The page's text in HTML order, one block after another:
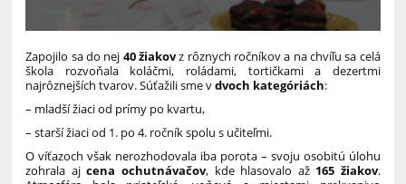
Zapojilo sa do nej 40 žiakovz rôznych ročníkov a na chvíľu sa celá
škola rozvoňala koláčmi, roládami, tortičkami a dezertmi
najrôznejších tvarov. Súťažili sme vdvoch kategóriách:
– mladší žiaci od prímy po kvartu,
– starší žiaci od 1. po 4. ročník spolu s učiteľmi.
O víťazoch však nerozhodovala iba porota – svoju osobitú úlohu
zohrala ajcena ochutnávačov, kde hlasovalo až 165 žiakov.